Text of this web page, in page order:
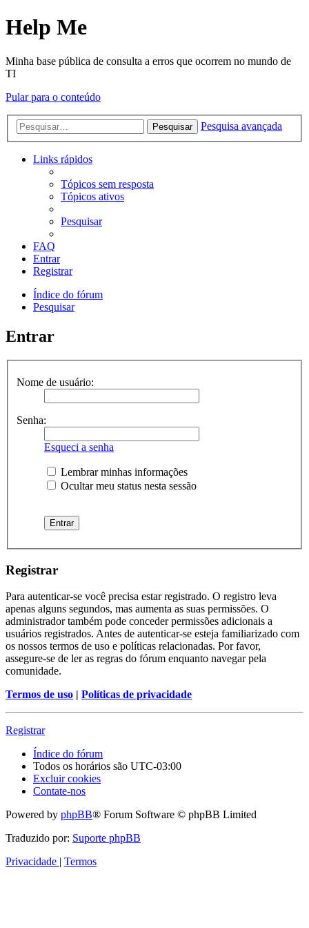
Help Me
Minha base pública de consulta a erros que ocorrem no mundo de
TI
Pular para o conteúdo
Pesquisar Pesquisa avançada
Links rápidos
Tópicos sem resposta
Tópicos ativos
Pesquisar
FAQ
Entrar
Registrar
Índice do fórum
Pesquisar
Entrar
Nome de usuário:
Senha:
Esqueci a senha
Lembrar minhas informações
Ocultar meu status nesta sessão
Registrar
Para autenticar-se você precisa estar registrado. O registro leva
apenas alguns segundos, mas aumenta as suas permissões. O
administrador também pode conceder permissões adicionais a
usuários registrados. Antes de autenticar-se esteja familiarizado com
os nossos termos de uso e políticas relacionadas. Por favor,
assegure-se de ler as regras do fórum enquanto navegar pela
comunidade.
Termos de uso | Políticas de privacidade
Registrar
Índice do fórum
Todos os horários são UTC-03:00
Excluir cookies
Contate-nos
Powered by phpBB® Forum Software © phpBB Limited
Traduzido por: Suporte phpBB
Privacidade | Termos